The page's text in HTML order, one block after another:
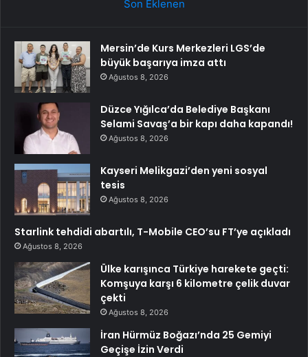
Son Eklenen
Mersin’de Kurs Merkezleri LGS’de
büyük başarıya imza attı
Ağustos 8, 2026
Düzce Yığılca’da Belediye Başkanı
Selami Savaş’a bir kapı daha kapandı!
Ağustos 8, 2026
Kayseri Melikgazi’den yeni sosyal
tesis
Ağustos 8, 2026
Starlink tehdidi abartılı, T-Mobile CEO’su FT’ye açıkladı
Ağustos 8, 2026
Ülke karışınca Türkiye harekete geçti:
Komşuya karşı 6 kilometre çelik duvar
çekti
Ağustos 8, 2026
İran Hürmüz Boğazı’nda 25 Gemiyi
Geçişe İzin Verdi